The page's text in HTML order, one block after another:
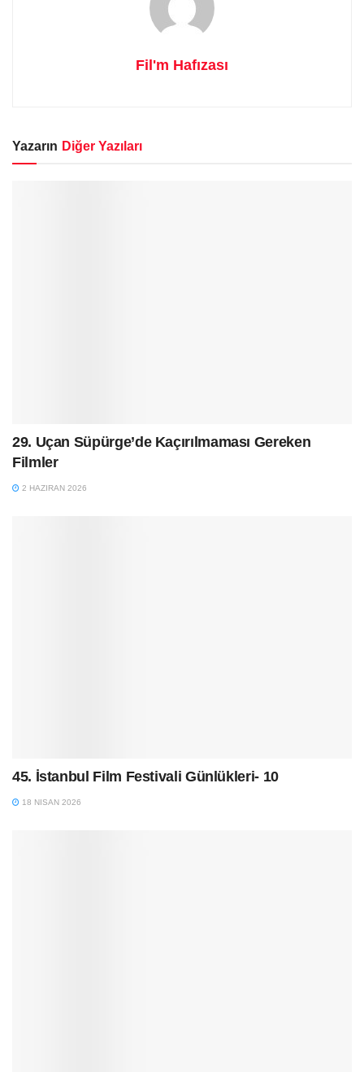
Fil'm Hafızası
Yazarın Diğer Yazıları
29. Uçan Süpürge’de Kaçırılmaması Gereken
Filmler
2 HAZIRAN 2026
45. İstanbul Film Festivali Günlükleri- 10
18 NISAN 2026